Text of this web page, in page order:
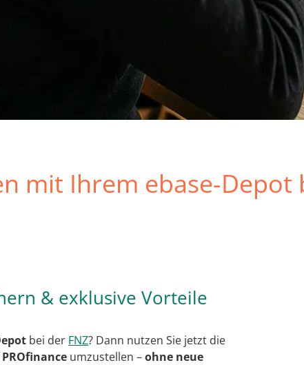
mit Ihrem ebase-Depot
& exklusive Vorteile
bei der FNZ? Dann nutzen Sie jetzt die
PROfinance umzustellen –ohne neue